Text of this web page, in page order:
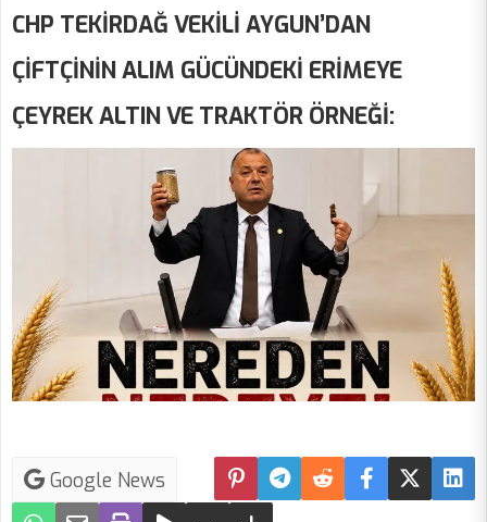
CHP TEKİRDAĞ VEKİLİ AYGUN’DAN
ÇİFTÇİNİN ALIM GÜCÜNDEKİ ERİMEYE
ÇEYREK ALTIN VE TRAKTÖR ÖRNEĞİ:
Google News